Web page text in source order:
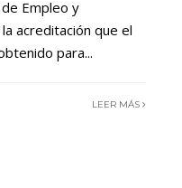
Empleo y
acreditación que el
para...
LEER MÁS